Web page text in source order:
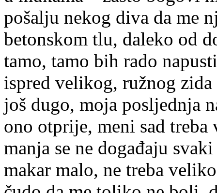
pošalju nekog diva da me
betonskom tlu, daleko od
tamo, tamo bih rado
ispred velikog, ružnog
još dugo, moja posljednja
ono otprije, meni sad
manja se ne događaju
makar malo, ne treba